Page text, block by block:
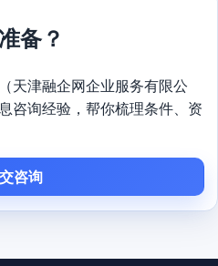
备？
天津融企网企业服务有限公
咨询经验，帮你梳理条件、资
咨询